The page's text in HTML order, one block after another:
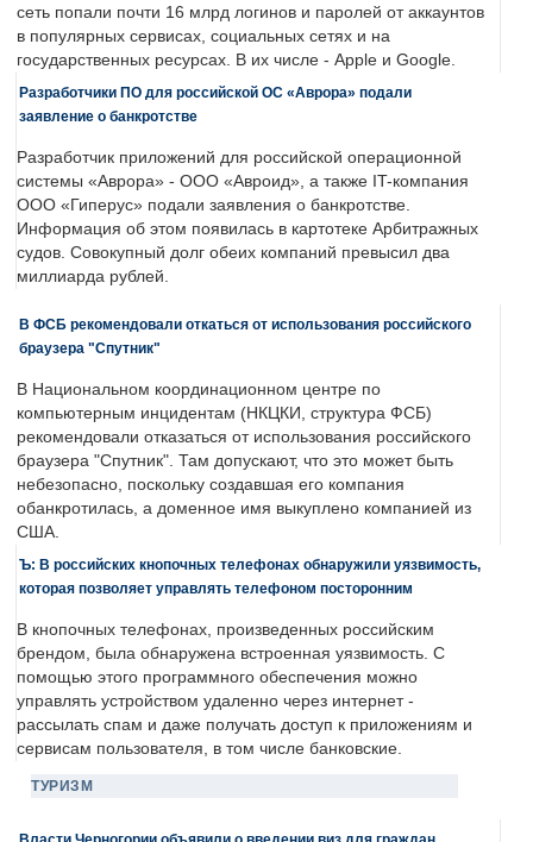
сеть попали почти 16 млрд логинов и паролей от аккаунтов
в популярных сервисах, социальных сетях и на
государственных ресурсах. В их числе - Apple и Google.
Разработчики ПО для российской ОС «Аврора» подали
заявление о банкротстве
Разработчик приложений для российской операционной
системы «Аврора» - ООО «Авроид», а также IT-компания
ООО «Гиперус» подали заявления о банкротстве.
Информация об этом появилась в картотеке Арбитражных
судов. Совокупный долг обеих компаний превысил два
миллиарда рублей.
В ФСБ рекомендовали откаться от использования российского
браузера "Спутник"
В Национальном координационном центре по
компьютерным инцидентам (НКЦКИ, структура ФСБ)
рекомендовали отказаться от использования российского
браузера "Спутник". Там допускают, что это может быть
небезопасно, поскольку создавшая его компания
обанкротилась, а доменное имя выкуплено компанией из
США.
Ъ: В российских кнопочных телефонах обнаружили уязвимость,
которая позволяет управлять телефоном посторонним
В кнопочных телефонах, произведенных российским
брендом, была обнаружена встроенная уязвимость. С
помощью этого программного обеспечения можно
управлять устройством удаленно через интернет -
рассылать спам и даже получать доступ к приложениям и
сервисам пользователя, в том числе банковские.
ТУРИЗМ